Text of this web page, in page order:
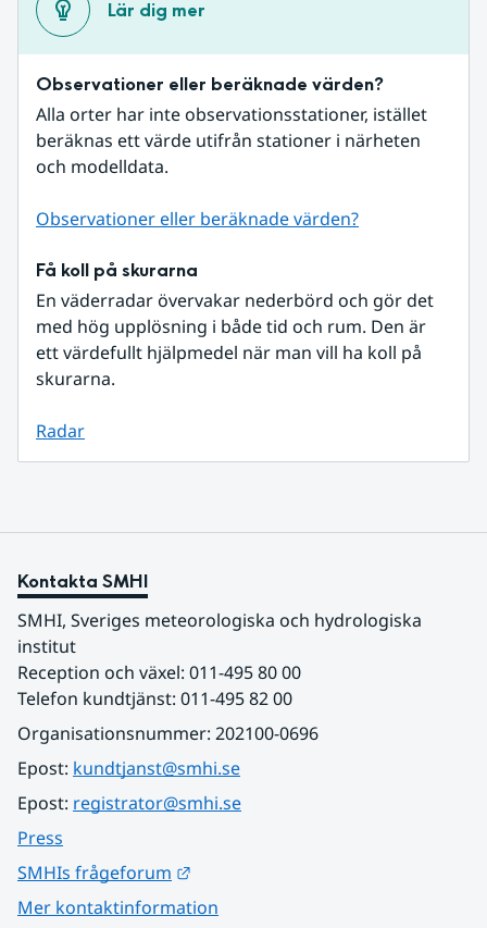
Lär dig mer
Observationer eller beräknade värden?
Alla orter har inte observationsstationer, istället
beräknas ett värde utifrån stationer i närheten
och modelldata.
Observationer eller beräknade värden?
Få koll på skurarna
En väderradar övervakar nederbörd och gör det
med hög upplösning i både tid och rum. Den är
ett värdefullt hjälpmedel när man vill ha koll på
skurarna.
Radar
Kontakta SMHI
SMHI, Sveriges meteorologiska och hydrologiska
institut
Reception och växel: 011-495 80 00
Telefon kundtjänst: 011-495 82 00
Organisationsnummer: 202100-0696
Epost: kundtjanst@smhi.se
Epost: registrator@smhi.se
Press
SMHIs frågeforum
Mer kontaktinformation